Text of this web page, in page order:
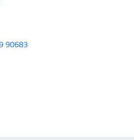
90683